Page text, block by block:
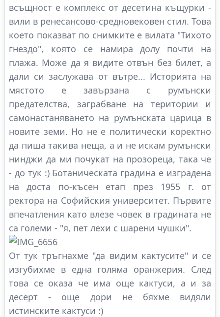
всъщност е комплекс от десетина къщурки -
вили в ренесансово-средновековен стил. Това
което показват по снимките е вилата "Тихото
гнездо", която се намира долу почти на
плажа. Може да я видите отвън без билет, а
дали си заслужава от вътре... Историята на
мястото е завързана с румънски
предателства, заграбване на територии и
самонастаняването на румънската царица в
новите земи. Но не е политически коректно
да пиша такива неща, а и не искам румънски
нинджи да ми почукат на прозореца, така че
- до тук :) Ботаническата градина е изградена
на доста по-късен етап през 1955 г. от
ректора на Софийския университет. Първите
впечатления като влезе човек в градината не
са големи - "я, пет лехи с шарени чушки".
От тук тръгнахме "да видим кактусите" и се
изгубихме в една голяма оранжерия. След
това се оказа че има още кактуси, а и за
десерт - още дори не бяхме видяли
истинските кактуси :)